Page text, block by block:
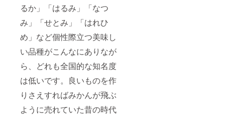
るか」「はるみ」「なつ
み」「せとみ」「はれひ
め」など個性際立つ美味し
い品種がこんなにありなが
ら、どれも全国的な知名度
は低いです。良いものを作
りさえすればみかんが飛ぶ
ように売れていた昔の時代